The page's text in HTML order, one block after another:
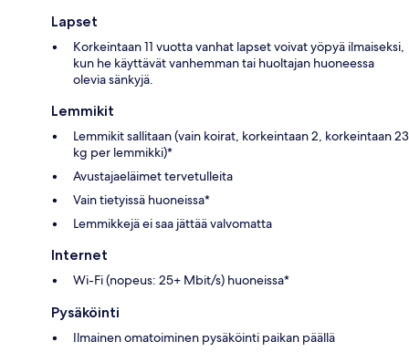
Lapset
Korkeintaan 11 vuotta vanhat lapset voivat yöpyä ilmaiseksi,
kun he käyttävät vanhemman tai huoltajan huoneessa
olevia sänkyjä.
Lemmikit
Lemmikit sallitaan (vain koirat, korkeintaan 2, korkeintaan 23
kg per lemmikki)*
Avustajaeläimet tervetulleita
Vain tietyissä huoneissa*
Lemmikkejä ei saa jättää valvomatta
Internet
Wi-Fi (nopeus: 25+ Mbit/s) huoneissa*
Pysäköinti
Ilmainen omatoiminen pysäköinti paikan päällä